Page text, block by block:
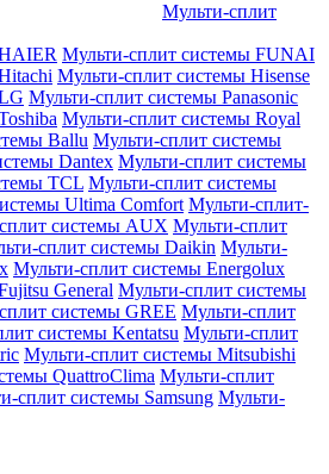
Мульти-сплит
Мульти-сплит системы FUNAI
Мульти-сплит системы Hisense
Мульти-сплит системы Panasonic
Мульти-сплит системы Royal
Ballu Мульти-сплит системы
Dantex Мульти-сплит системы
TCL Мульти-сплит системы
Ultima Comfort Мульти-сплит-
системы AUX Мульти-сплит
сплит системы Daikin Мульти-
Мульти-сплит системы Energolux
General Мульти-сплит системы
системы GREE Мульти-сплит
системы Kentatsu Мульти-сплит
Мульти-сплит системы Mitsubishi
QuattroClima Мульти-сплит
сплит системы Samsung Мульти-